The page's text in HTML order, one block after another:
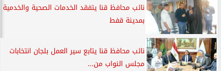
نائب محافظ قنا يتفقد الخدمات الصحية والخدمية
بمدينة قفط
نائب محافظ قنا يتابع سير العمل بلجان انتخابات
مجلس النواب من...